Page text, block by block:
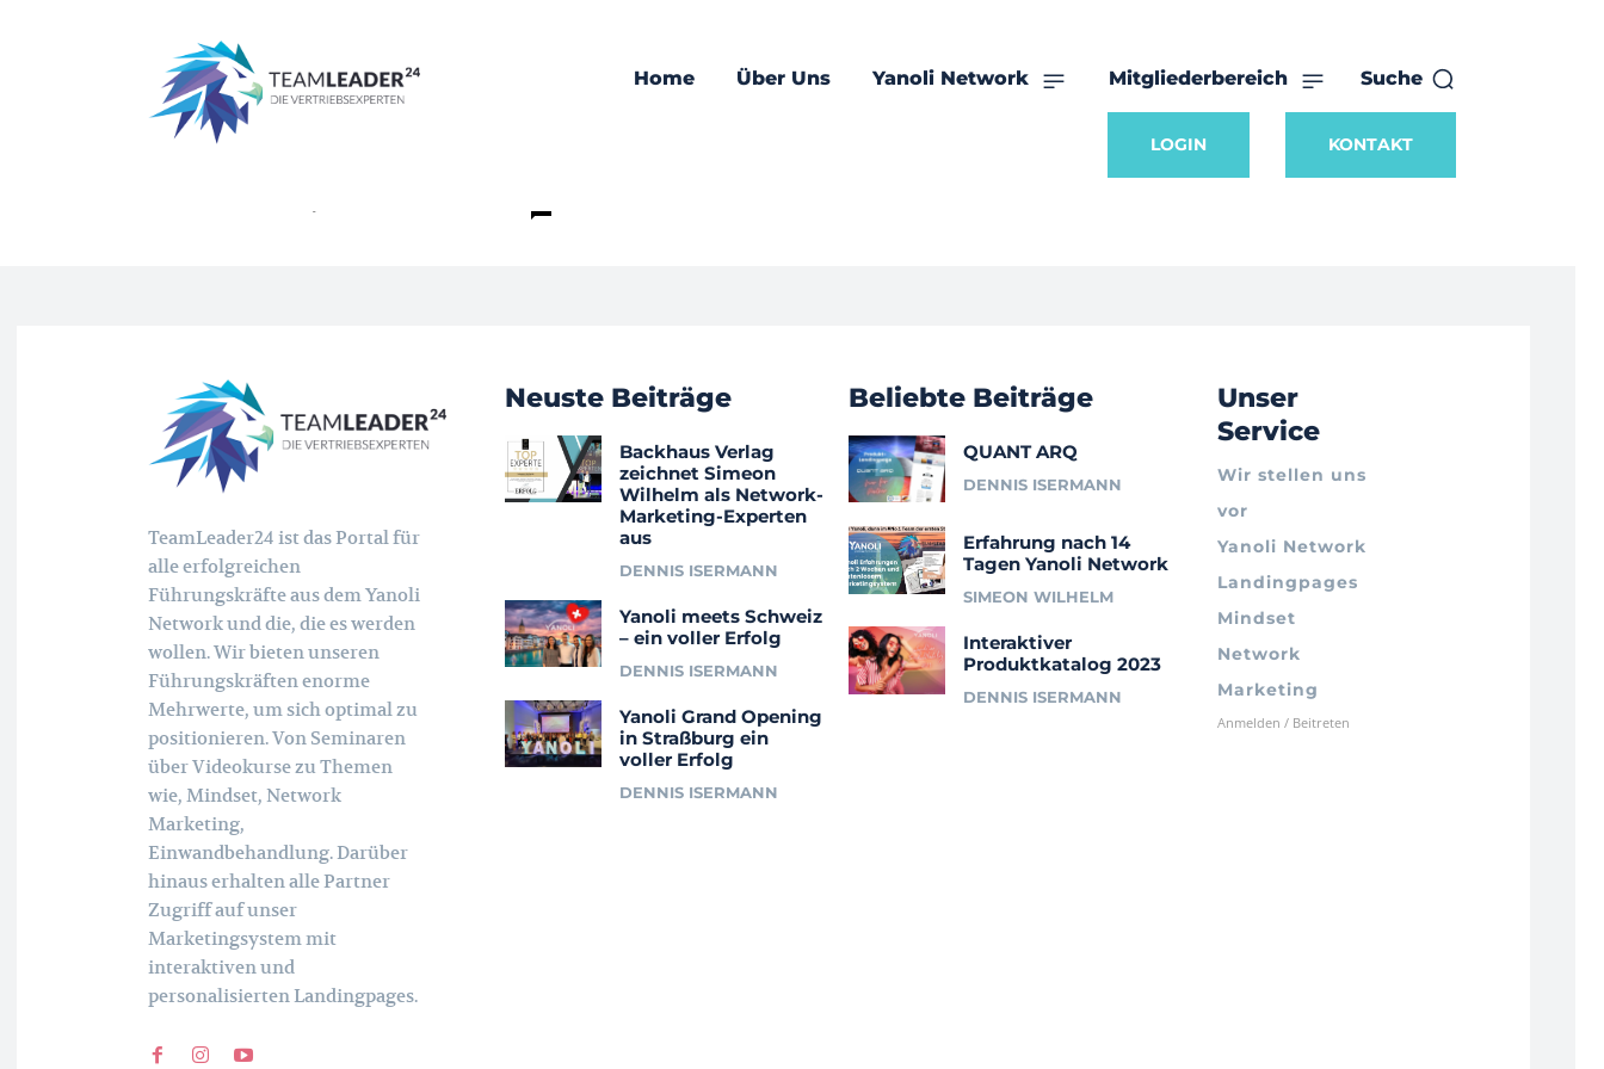
Home Über Uns Yanoli Network Mitgliederbereich Suche
LOGIN KONTAKT
Schlagworte
Tag: Leistungs-Booster
Nahrungsergänzung
TeamLeader24 ist das Portal für
alle erfolgreichen
Führungskräfte aus dem Yanoli
Network und die, die es werden
wollen. Wir bieten unseren
Führungskräften enorme
Mehrwerte, um sich optimal zu
positionieren. Von Seminaren
über Videokurse zu Themen
wie, Mindset, Network
Marketing,
Einwandbehandlung. Darüber
hinaus erhalten alle Partner
Zugriff auf unser
Marketingsystem mit
interaktiven und
personalisierten Landingpages.
Neuste Beiträge
Backhaus Verlag
zeichnet Simeon
Wilhelm als Network-
Marketing-Experten
aus
DENNIS ISERMANN
Yanoli meets Schweiz
– ein voller Erfolg
DENNIS ISERMANN
Yanoli Grand Opening
in Straßburg ein
voller Erfolg
DENNIS ISERMANN
Beliebte Beiträge
QUANT ARQ
DENNIS ISERMANN
Erfahrung nach 14
Tagen Yanoli Network
SIMEON WILHELM
Interaktiver
Produktkatalog 2023
DENNIS ISERMANN
Unser
Service
Wir stellen uns
vor
Yanoli Network
Landingpages
Mindset
Network
Marketing
Anmelden / Beitreten